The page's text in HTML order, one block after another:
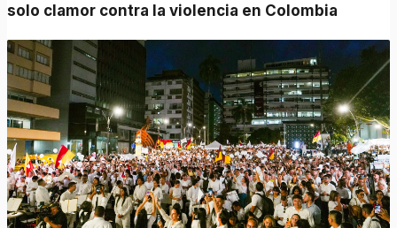
solo clamor contra la violencia en Colombia